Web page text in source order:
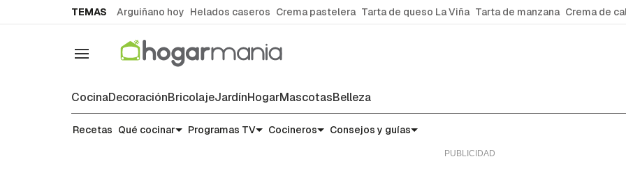
TEMAS Arguiñano hoy Helados caseros Crema pastelera Tarta de queso La Viña Tarta de manzana Crema de
Navegación
CocinaDecoraciónBricolajeJardínHogarMascotasBelleza
Recetas
Recetas Qué cocinar Programas TV Cocineros Consejos y guías